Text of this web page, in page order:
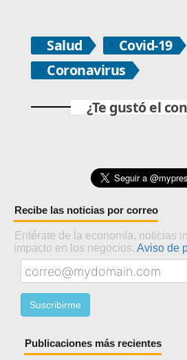
Salud
Covid-19
Coronavirus
¿Te gustó el
Recibe las noticias por correo
Entérate de la economía, noticias
impacto en los negocios. Aviso de
Publicaciones más recientes